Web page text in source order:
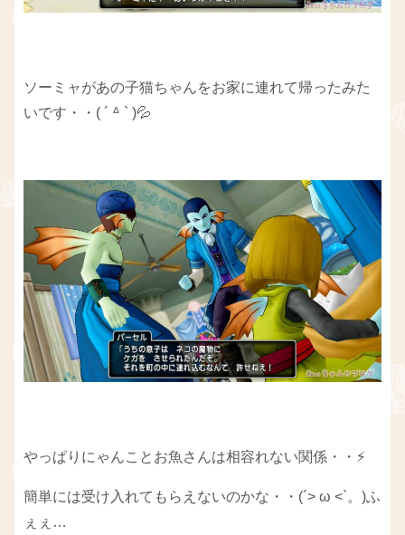
ソーミャがあの子猫ちゃんをお家に連れて帰ったみた
いです・・( ´ ᐞ ` )💦
やっぱりにゃんことお魚さんは相容れない関係・・⚡
簡単には受け入れてもらえないのかな・・(´> ω <`。)ふ
ぇぇ…